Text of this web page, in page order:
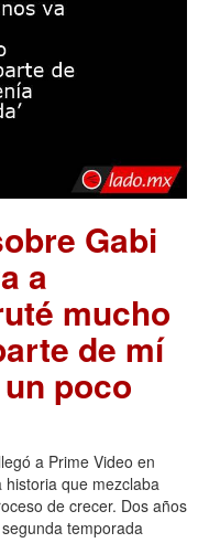
Gabi
a
mucho
de mí
poco
a Prime Video en
que mezclaba
de crecer. Dos años
temporada